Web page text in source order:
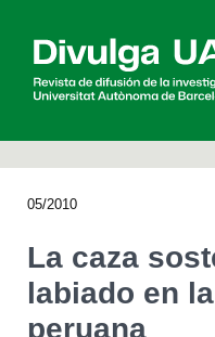
Agenda
05/2010
La caza
labiado en
peruana